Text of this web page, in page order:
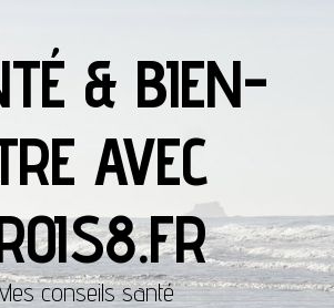
& BIEN-
AVEC
conseils santé